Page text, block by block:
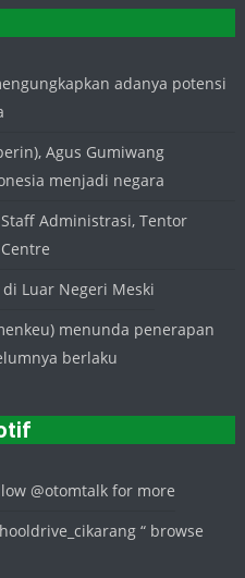
adanya potensi
Agus Gumiwang
menjadi negara
Staff Administrasi, Tentor
Luar Negeri Meski
menunda penerapan
berlaku
@otomtalk for more
“ browse